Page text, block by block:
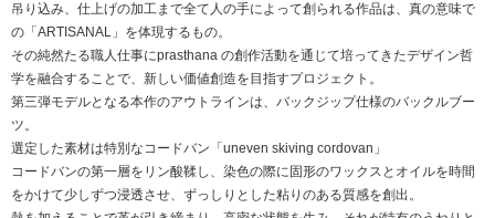
吊り込み、仕上げの加⼯まで全て⼈の⼿によって創られる作品は、真の意味で
の「ARTISANAL」を体現するもの。
その純然たる職⼈仕事にprasthana の創作活動を通じて培ってきたデザイン哲
学を融合することで、新しい価値創造を⽬指すプロジェクト。
第三弾モデルとなる本作のアウトラインは、バックジップ仕様のバックルブー
ツ。
選定した素材は特別なコードバン「uneven skiving cordovan」
コードバンの第⼀層をリン酸鞣し、染⾊の際に固形のワックスとオイルを時間
をかけて少しずつ浸透させ、ずっしりとした粘りのある質感を創出。